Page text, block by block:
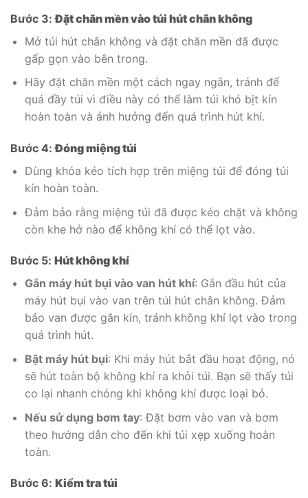
Bước 3:Đặt chăn mền vào túi hút chân không
Mở túi hút chân không và đặt chăn mền đã được
gấp gọn vào bên trong.
Hãy đặt chăn mền một cách ngay ngắn, tránh để
quá đầy túi vì điều này có thể làm túi khó bịt kín
hoàn toàn và ảnh hưởng đến quá trình hút khí.
Bước 4:Đóng miệng túi
Dùng khóa kéo tích hợp trên miệng túi để đóng túi
kín hoàn toàn.
Đảm bảo rằng miệng túi đã được kéo chặt và không
còn khe hở nào để không khí có thể lọt vào.
Bước 5: Hút không khí
Gắn máy hút bụi vào van hút khí: Gắn đầu hút của
máy hút bụi vào van trên túi hút chân không. Đảm
bảo van được gắn kín, tránh không khí lọt vào trong
quá trình hút.
Bật máy hút bụi: Khi máy hút bắt đầu hoạt động, nó
sẽ hút toàn bộ không khí ra khỏi túi. Bạn sẽ thấy túi
co lại nhanh chóng khi không khí được loại bỏ.
Nếu sử dụng bơm tay: Đặt bơm vào van và bơm
theo hướng dẫn cho đến khi túi xẹp xuống hoàn
toàn.
Bước 6: Kiểm tra túi